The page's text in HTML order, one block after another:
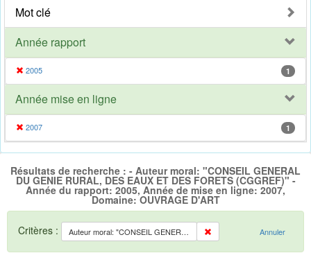
Mot clé
Année rapport
2005 1
Année mise en ligne
2007 1
Résultats de recherche : - Auteur moral: "CONSEIL GENERAL
DU GENIE RURAL, DES EAUX ET DES FORETS (CGGREF)" -
Année du rapport: 2005, Année de mise en ligne: 2007,
Domaine: OUVRAGE D'ART
Critères : Auteur moral: "CONSEIL GENERAL DU GENIE RURAL, DES EAUX ET DES FORETS (CGGREF)" Annuler